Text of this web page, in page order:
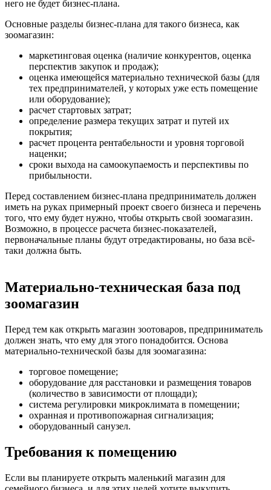
него не будет бизнес-плана.
Основные разделы бизнес-плана для такого бизнеса, как
зоомагазин:
маркетинговая оценка (наличие конкурентов, оценка
перспектив закупок и продаж);
оценка имеющейся материально технической базы (для
тех предпринимателей, у которых уже есть помещение
или оборудование);
расчет стартовых затрат;
определение размера текущих затрат и путей их
покрытия;
расчет процента рентабельности и уровня торговой
наценки;
сроки выхода на самоокупаемость и перспективы по
прибыльности.
Перед составлением бизнес-плана предприниматель должен
иметь на руках примерный проект своего бизнеса и перечень
того, что ему будет нужно, чтобы открыть свой зоомагазин.
Возможно, в процессе расчета бизнес-показателей,
первоначальные планы будут отредактированы, но база всё-
таки должна быть.
Материально-техническая база под
зоомагазин
Перед тем как открыть магазин зоотоваров, предприниматель
должен знать, что ему для этого понадобится. Основа
материально-технической базы для зоомагазина:
торговое помещение;
оборудование для расстановки и размещения товаров
(количество в зависимости от площади);
система регулировки микроклимата в помещении;
охранная и противопожарная сигнализация;
оборудованный санузел.
Требования к помещению
Если вы планируете открыть маленький магазин для